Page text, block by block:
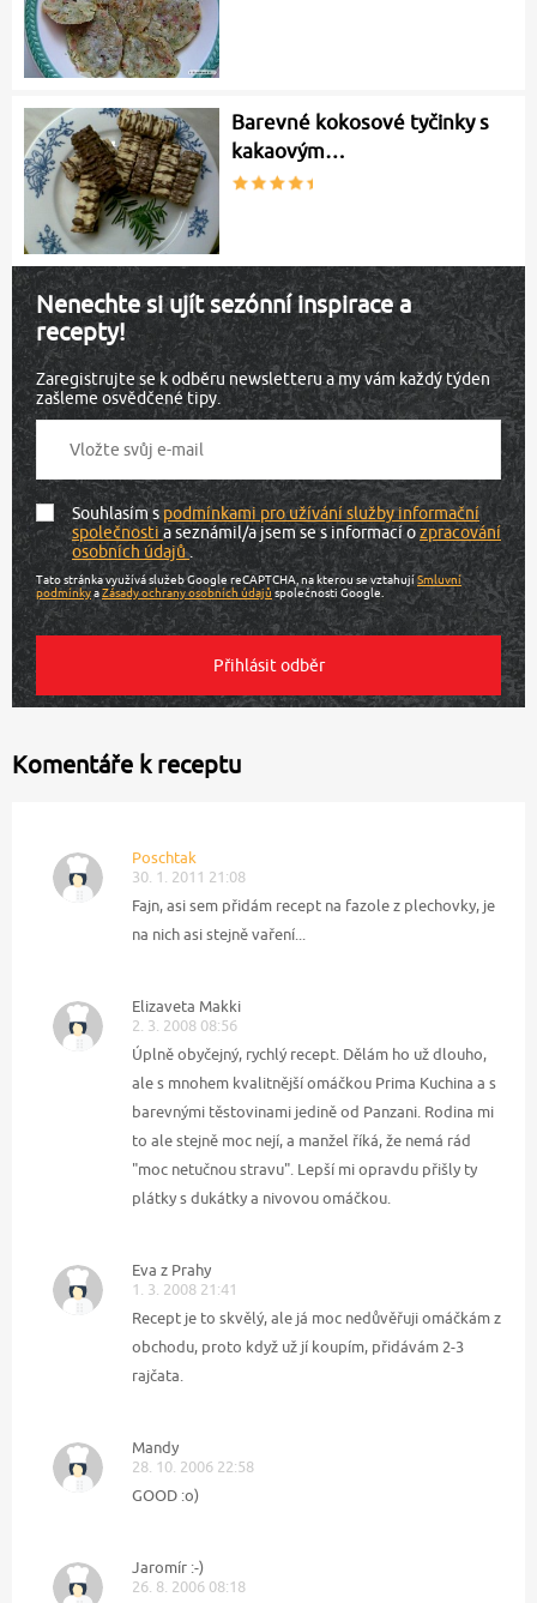
Barevné kokosové tyčinky s
kakaovým…
Nenechte si ujít sezónní inspirace a
recepty!
Zaregistrujte se k odběru newsletteru a my vám každý týden
zašleme osvědčené tipy.
Souhlasím spodmínkami pro užívání služby informační
společnostia seznámil/a jsem se s informací ozpracování
osobních údajů.
Tato stránka využívá služeb Google reCAPTCHA, na kterou se vztahujíSmluvní
podmínkyaZásady ochrany osobních údajů společnosti Google.
Komentáře k receptu
Poschtak
30. 1. 2011 21:08
Fajn, asi sem přidám recept na fazole z plechovky, je
na nich asi stejně vaření...
Elizaveta Makki
2. 3. 2008 08:56
Úplně obyčejný, rychlý recept. Dělám ho už dlouho,
ale s mnohem kvalitnější omáčkou Prima Kuchina a s
barevnými těstovinami jedině od Panzani. Rodina mi
to ale stejně moc nejí, a manžel říká, že nemá rád
"moc netučnou stravu". Lepší mi opravdu přišly ty
plátky s dukátky a nivovou omáčkou.
Eva z Prahy
1. 3. 2008 21:41
Recept je to skvělý, ale já moc nedůvěřuji omáčkám z
obchodu, proto když už jí koupím, přidávám 2-3
rajčata.
Mandy
28. 10. 2006 22:58
GOOD :o)
Jaromír :-)
26. 8. 2006 08:18